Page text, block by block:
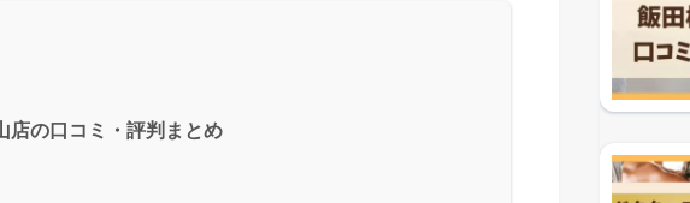
店の口コミ・評判まとめ